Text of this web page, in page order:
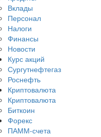
Вклады
Персонал
Налоги
Финансы
Новости
Курс акций
Сургутнефтегаз
Роснефть
Криптовалюта
Криптовалюта
Биткоин
Форекс
ПАММ-счета